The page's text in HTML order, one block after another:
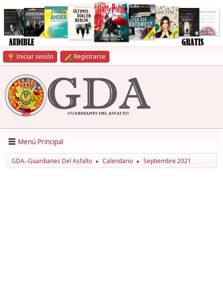
Iniciar sesión Registrarse
Menú Principal
GDA.-Guardianes Del Asfalto ► Calendario ► Septiembre 2021